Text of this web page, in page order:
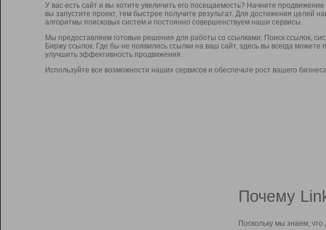
У вас есть сайт и вы хотите увеличить его посещаемость? Начните
вы запустите проект, тем быстрее получите результат. Для достижения целей
алгоритмы поисковых систем и постоянно совершенствуем наши сервисы.
Мы предоставляем готовые решения для работы со ссылками: Поиск ссылок,
Биржу ссылок. Где бы не появились ссылки на ваш сайт, здесь вы всегда
улучшить эффективность продвижения.
Используйте все возможности наших сервисов и обеспечьте рост вашего
Почему
Поскольку мы знаем,